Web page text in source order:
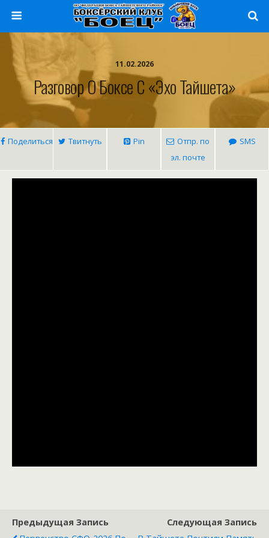
11.02.2026
Разговор О Боксе С «Эхо Тайшета»
Поделиться Твитнуть Pin
Отпр. по
эл. почте
SMS
Предыдущая Запись
Следующая Запись